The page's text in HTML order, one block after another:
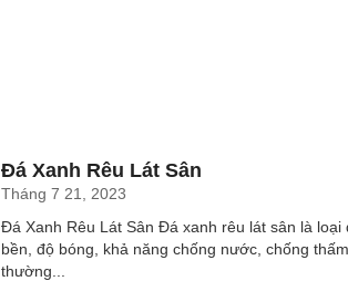
Đá Xanh Rêu Lát Sân
Tháng 7 21, 2023
Đá Xanh Rêu Lát Sân Đá xanh rêu lát sân là
bền, độ bóng, khả năng chống nước, chống
thường...